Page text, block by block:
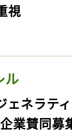
視
ル
ェネラテ
業賛同募